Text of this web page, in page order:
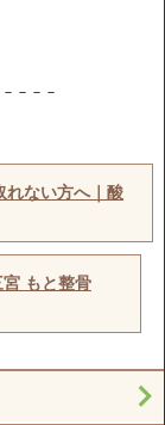
－－－
れない方へ｜酸
もと整骨